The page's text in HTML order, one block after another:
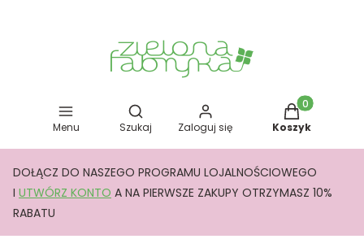
Menu
Otwórz wyszukiwarkę
Szukaj Zaloguj się
Produkty w
Koszyk
DOŁĄCZ DO NASZEGO PROGRAMU LOJALNOŚCIOWEGO
I UTWÓRZ KONTO A NA PIERWSZE ZAKUPY OTRZYMASZ 10%
RABATU